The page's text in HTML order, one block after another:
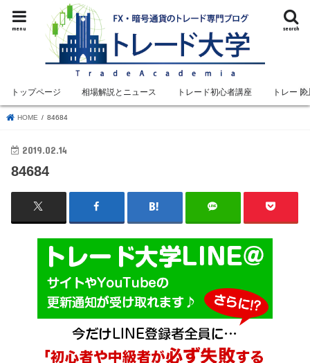
search
menu
トップページ 相場解説とニュース トレード初心者講座 トレード
HOME 84684
2019.02.14
84684